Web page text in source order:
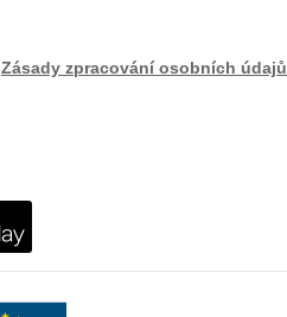
Zásady zpracování osobních údajů